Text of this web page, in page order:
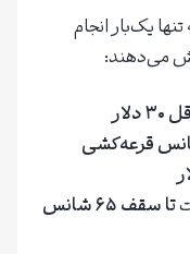
یک‌بار انجام
می‌دهند:
تا سقف ۶۵ شانس